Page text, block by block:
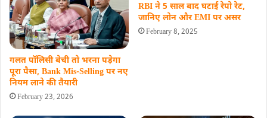
गलत पॉलिसी बेची तो भरना पड़ेगा
पूरा पैसा, Bank Mis-Selling पर नए
नियम लाने की तैयारी
February 23, 2026
RBI ने 5 साल बाद घटाई रेपो रेट,
जानिए लोन और EMI पर असर
February 8, 2025